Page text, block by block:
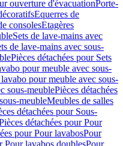
ouverture d'évacuationPorte-
Equerres de
consolesEtagères
Sets de lave-mains avec
de lave-mains avec sous-
Pièces détachées pour Sets
pour meuble avec sous-
pour meuble avec sous-
sous-meublePièces détachées
meubleMeubles de salles
détachées pour Sous-
détachées pour Pour
pour Pour lavabosPour
Pour lavabos doublesPour